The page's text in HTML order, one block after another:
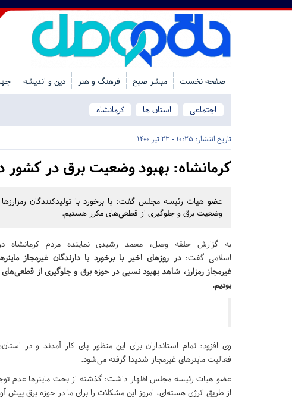
صفحه نخست مبشر صبح فرهنگ و هنر دین و اندیشه
اجتماعی استان ها کرمانشاه
تاریخ انتشار: 10:25 - 23 تیر 1400
کرمانشاه: بهبود وضعیت برق در کشور
عضو هیات رئیسه مجلس گفت: با برخورد با تولیدکنندگان
وضعیت برق و جلوگیری از قطعی‌های مکرر هستیم.
به گزارش حلقه وصل، محمد رشیدی نماینده مردم کرمانشاه
اسلامی گفت:در روزهای اخیر با برخورد با دارندگان غیرمجاز
غیرمجاز رمزارز، شاهد بهبود نسبی در حوزه برق و جلوگیری از
بودیم.
وی افزود: تمام استانداران برای این منظور پای کار آمدند و در
فعالیت ماینرهای غیرمجاز شدیدا گرفته می‌شود.
عضو هیات رئیسه مجلس اظهار داشت: گذشته از بحث ماینرها عدم
از طریق انرژی هسته‌ای، امروز این مشکلات را برای ما در حوزه برق